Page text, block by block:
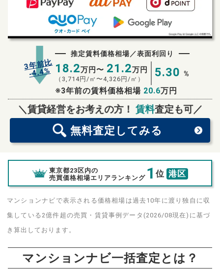
3年前比
-4.4%
推定賃料価格相場／表面利回り
18.2万円〜 21.2万円
（ 3,714円/㎡〜4,326 円/㎡） 5.30 %
※3年前の賃料価格相場 20.6万円
＼賃貸経営をお考えの方！ 賃料査定も可／
無料査定 してみる
無料査定スタート！
東京都23区内の
売買価格相場エリアランキング 1 位 港区
マンションナビで表示される価格相場は過去10年に渡り独自に収
集している2億件超の売買・賃貸事例データ(2026/08現在)に基づ
き算出しております。
マンションナビ一括査定とは？